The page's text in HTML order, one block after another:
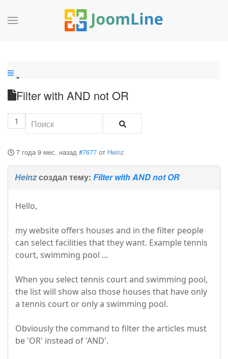
Filter with AND not OR
1
7 года 9 мес. назад #7677 от Heinz
Heinzсоздал тему: Filter with AND not OR
Hello,
my website offers houses and in the filter people
can select facilities that they want. Example tennis
court, swimming pool ...
When you select tennis court and swimming pool,
the list will show also those houses that have only
a tennis court or only a swimming pool.
Obviously the command to filter the articles must
be 'OR' instead of 'AND'.